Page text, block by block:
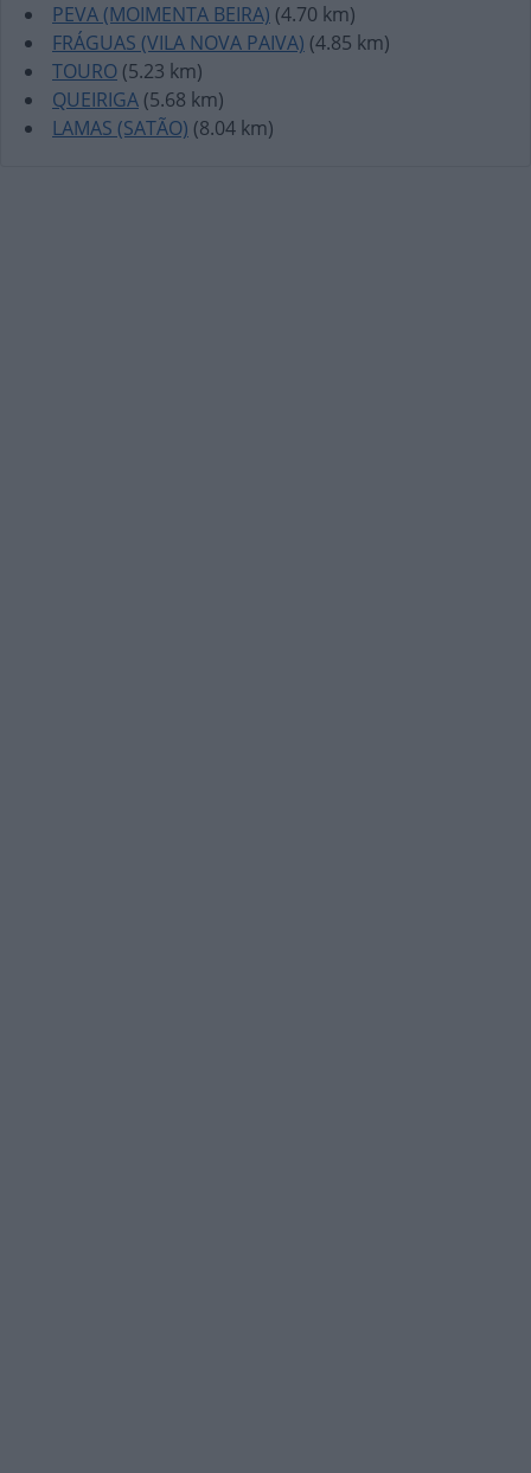
PEVA (MOIMENTA BEIRA) (4.70 km)
FRÁGUAS (VILA NOVA PAIVA) (4.85 km)
TOURO (5.23 km)
QUEIRIGA (5.68 km)
LAMAS (SATÃO) (8.04 km)